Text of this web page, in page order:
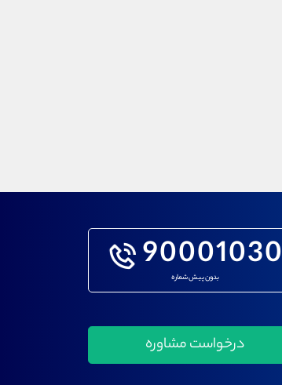
90001030
بدون پیش شماره